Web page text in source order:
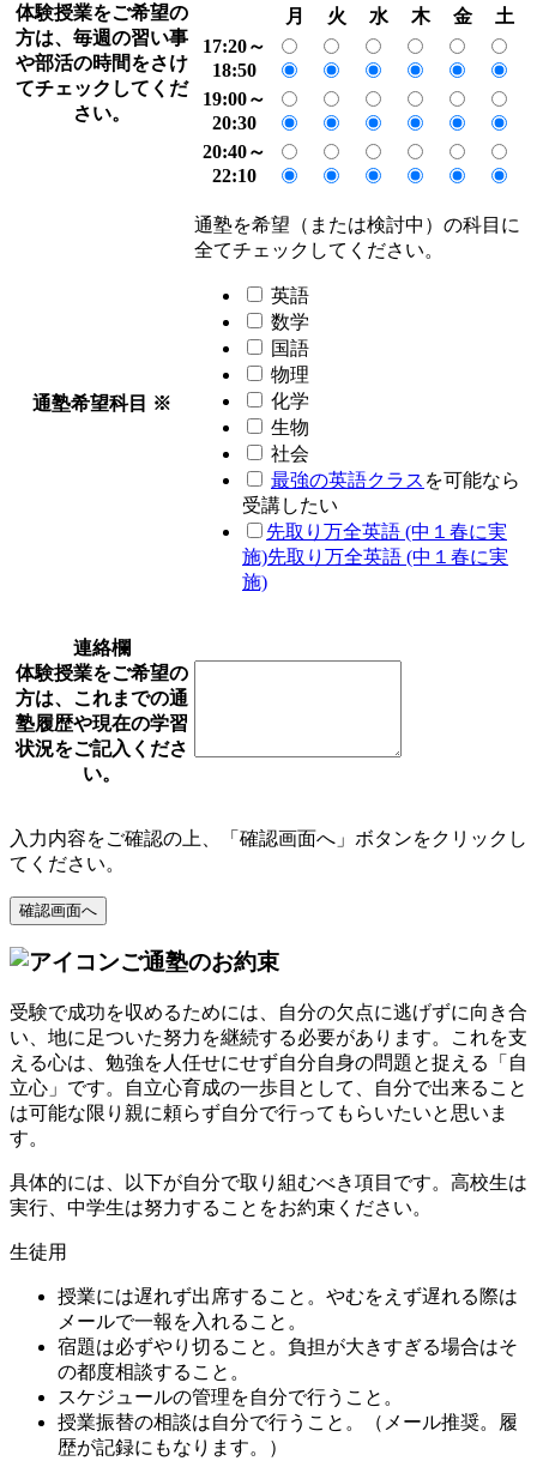
体験授業をご希望の
方は、毎週の習い事
や部活の時間をさけ
てチェックしてくだ
さい。
月 火 水 木 金
土
17:20～
18:50
19:00～
20:30
20:40～
22:10
通塾希望科目 ※
通塾を希望（または検討中）の科目に
全てチェックしてください。
英語
数学
国語
物理
化学
生物
社会
最強の英語クラス を可能なら
受講したい
先取り万全英語 (中１春に実
施)先取り万全英語 (中１春に実
施)
連絡欄
体験授業をご希望の
方は、これまでの通
塾履歴や現在の学習
状況をご記入くださ
い。
入力内容をご確認の上、「確認画面へ」ボタンをクリックし
てください。
ご通塾のお約束
受験で成功を収めるためには、自分の欠点に逃げずに向き合
い、地に足ついた努力を継続する必要があります。これを支
える心は、勉強を人任せにせず自分自身の問題と捉える「自
立心」です。自立心育成の一歩目として、自分で出来ること
は可能な限り親に頼らず自分で行ってもらいたいと思いま
す。
具体的には、以下が自分で取り組むべき項目です。高校生は
実行、中学生は努力することをお約束ください。
生徒用
授業には遅れず出席すること。やむをえず遅れる際は
メールで一報を入れること。
宿題は必ずやり切ること。負担が大きすぎる場合はそ
の都度相談すること。
スケジュールの管理を自分で行うこと。
授業振替の相談は自分で行うこと。（メール推奨。履
歴が記録にもなります。）